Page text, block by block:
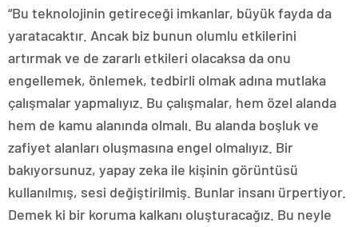
“Bu teknolojinin getireceği imkanlar, büyük fayda da
yaratacaktır. Ancak biz bunun olumlu etkilerini
artırmak ve de zararlı etkileri olacaksa da onu
engellemek, önlemek, tedbirli olmak adına mutlaka
çalışmalar yapmalıyız. Bu çalışmalar, hem özel alanda
hem de kamu alanında olmalı. Bu alanda boşluk ve
zafiyet alanları oluşmasına engel olmalıyız. Bir
bakıyorsunuz, yapay zeka ile kişinin görüntüsü
kullanılmış, sesi değiştirilmiş. Bunlar insanı ürpertiyor.
Demek ki bir koruma kalkanı oluşturacağız. Bu neyle